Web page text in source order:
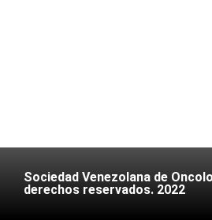
Sociedad Venezolana de
derechos reservados. 2022